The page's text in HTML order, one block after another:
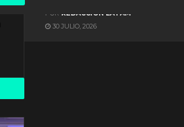
POR REDACCIÓN LATAM
30 JULIO, 2026